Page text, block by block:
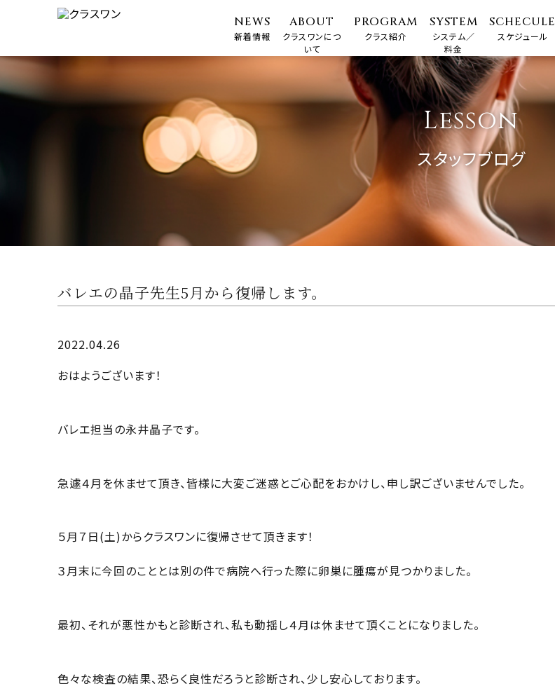
NEWS
新着情報
ABOUT
クラスワンにつ
いて
PROGRAM
クラス紹介
SYSTEM
システム／
料金
SCHECULE
スケジュール
Lesson
スタッフブログ
バレエの晶子先生5月から復帰します。
2022.04.26
おはようございます！
バレエ担当の永井晶子です。
急遽４月を休ませて頂き、皆様に大変ご迷惑とご心配をおかけし、申し訳ございませんでした。
５月７日(土)からクラスワンに復帰させて頂きます！
３月末に今回のこととは別の件で病院へ行った際に卵巣に腫瘍が見つかりました。
最初、それが悪性かもと診断され、私も動揺し４月は休ませて頂くことになりました。
色々な検査の結果、恐らく良性だろうと診断され、少し安心しております。